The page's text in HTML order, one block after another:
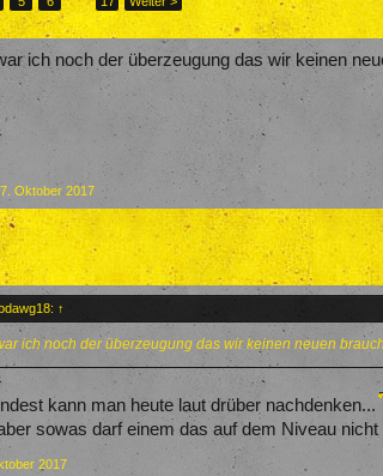
ich noch der überzeugung das wir keinen
Oktober 2017
↑
ich noch der überzeugung das wir keinen neuen
kann man heute laut drüber nachdenken...
sowas darf einem das auf dem Niveau
2017